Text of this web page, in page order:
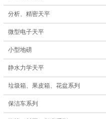
分析、精密天平
微型电子天平
小型地磅
静水力学天平
垃圾箱、果皮箱、花盆系列
保洁车系列